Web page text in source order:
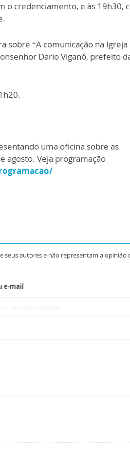
o credenciamento, e às 19h30,
sobre “A comunicação na Igreja
Dario Viganó, prefeito
uma oficina sobre as
agosto. Veja programação
seus autores e não representam a opinião
e-mail